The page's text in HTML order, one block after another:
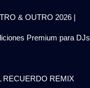
& OUTRO 2026 |
Premium para DJs
RECUERDO REMIX